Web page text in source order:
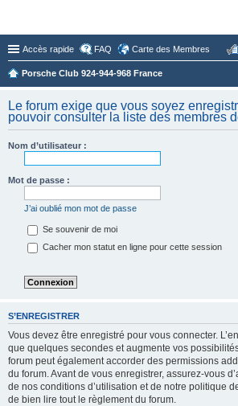
Accès rapide FAQ Carte des Membres
Porsche Club 924-944-968 France
Le forum exige que vous soyez
pouvoir consulter la liste des membres
Nom d’utilisateur :
Mot de passe :
J’ai oublié mon mot de passe
Se souvenir de moi
Cacher mon statut en ligne pour cette session
S’ENREGISTRER
Vous devez être enregistré pour vous connecter.
que quelques secondes et augmente vos
forum peut également accorder des permissions
du forum. Avant de vous enregistrer, assurez-vous
de nos conditions d’utilisation et de notre politique
de bien lire tout le règlement du forum.